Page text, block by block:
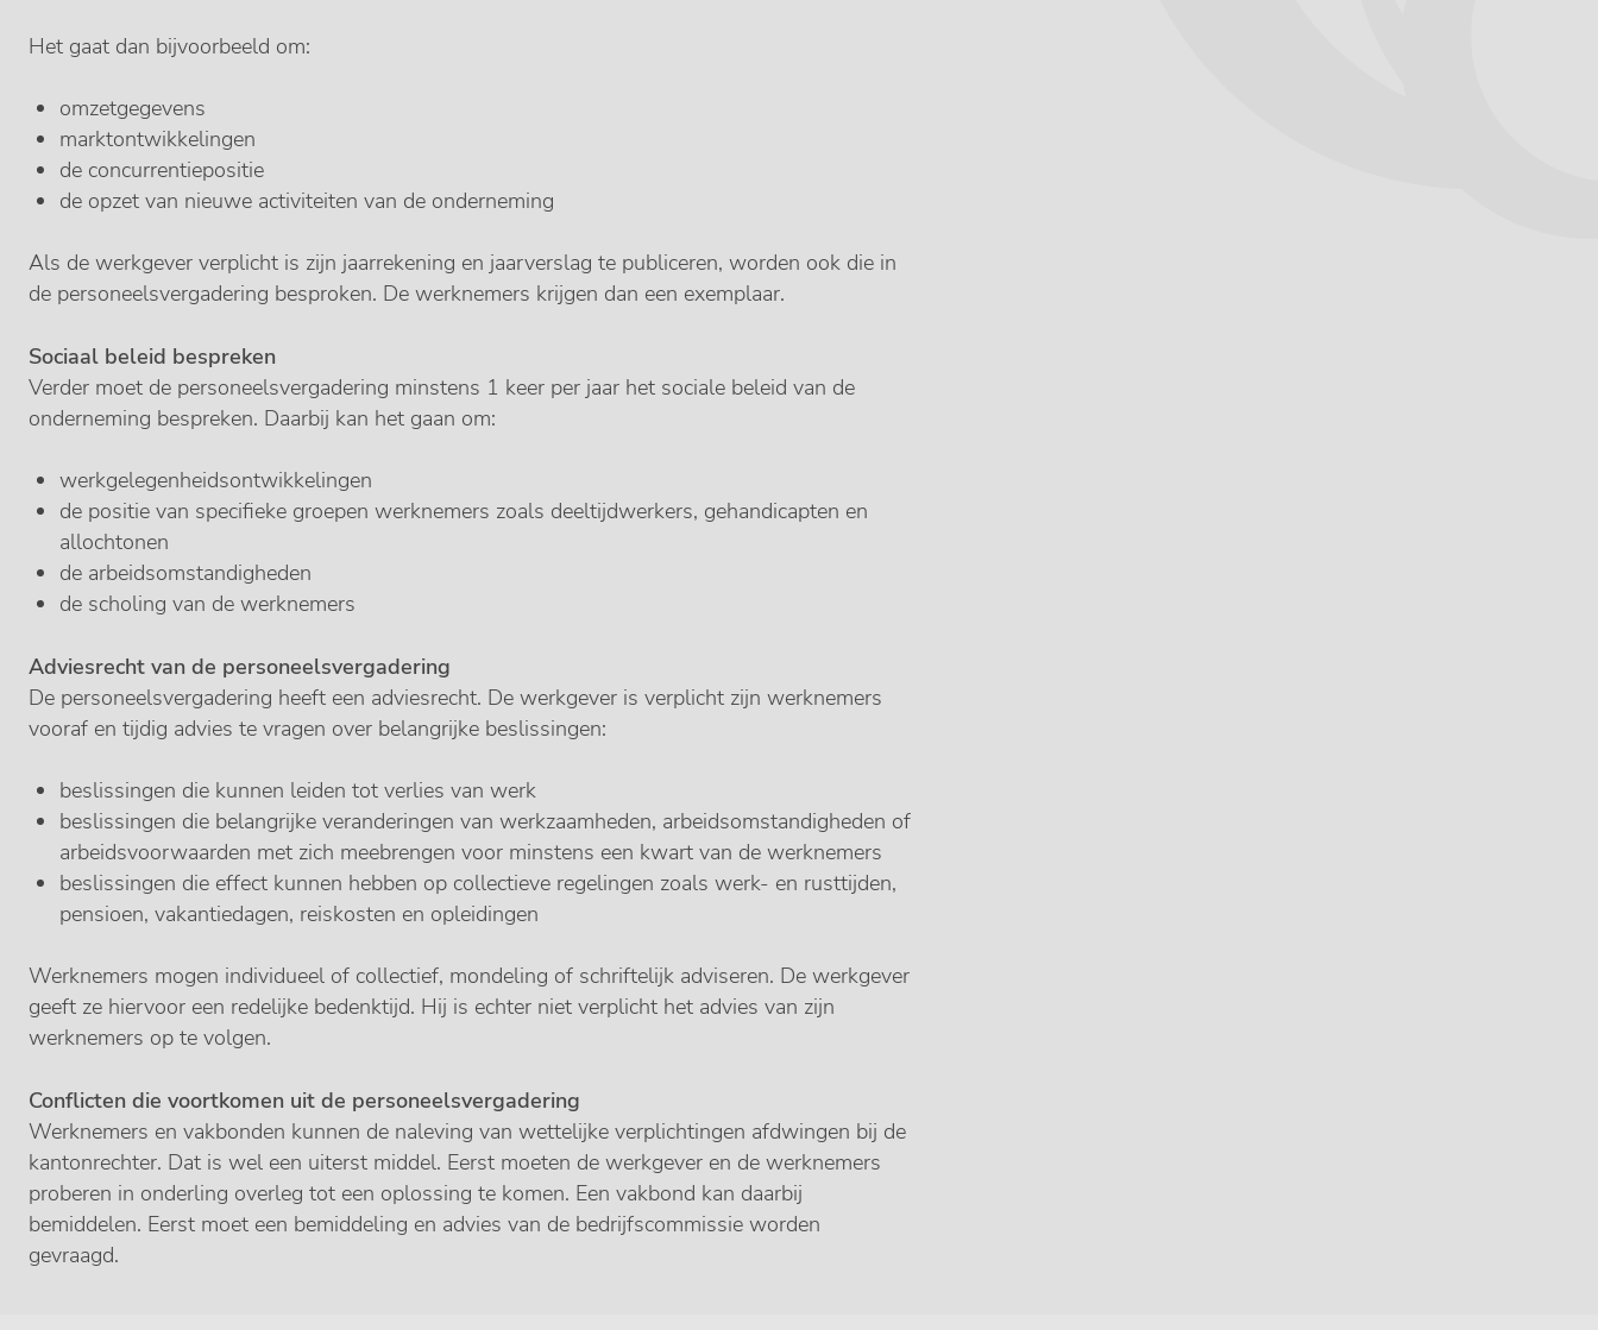
Het gaat dan bijvoorbeeld om:
omzetgegevens
marktontwikkelingen
de concurrentiepositie
de opzet van nieuwe activiteiten van de onderneming
Als de werkgever verplicht is zijn jaarrekening en jaarverslag te publiceren, worden ook die in
de personeelsvergadering besproken. De werknemers krijgen dan een exemplaar.
Sociaal beleid bespreken
Verder moet de personeelsvergadering minstens 1 keer per jaar het sociale beleid van de
onderneming bespreken. Daarbij kan het gaan om:
werkgelegenheidsontwikkelingen
de positie van specifieke groepen werknemers zoals deeltijdwerkers, gehandicapten en
allochtonen
de arbeidsomstandigheden
de scholing van de werknemers
Adviesrecht van de personeelsvergadering
De personeelsvergadering heeft een adviesrecht. De werkgever is verplicht zijn werknemers
vooraf en tijdig advies te vragen over belangrijke beslissingen:
beslissingen die kunnen leiden tot verlies van werk
beslissingen die belangrijke veranderingen van werkzaamheden, arbeidsomstandigheden of
arbeidsvoorwaarden met zich meebrengen voor minstens een kwart van de werknemers
beslissingen die effect kunnen hebben op collectieve regelingen zoals werk- en rusttijden,
pensioen, vakantiedagen, reiskosten en opleidingen
Werknemers mogen individueel of collectief, mondeling of schriftelijk adviseren. De werkgever
geeft ze hiervoor een redelijke bedenktijd. Hij is echter niet verplicht het advies van zijn
werknemers op te volgen.
Conflicten die voortkomen uit de personeelsvergadering
Werknemers en vakbonden kunnen de naleving van wettelijke verplichtingen afdwingen bij de
kantonrechter. Dat is wel een uiterst middel. Eerst moeten de werkgever en de werknemers
proberen in onderling overleg tot een oplossing te komen. Een vakbond kan daarbij
bemiddelen. Eerst moet een bemiddeling en advies van de bedrijfscommissie worden
gevraagd.